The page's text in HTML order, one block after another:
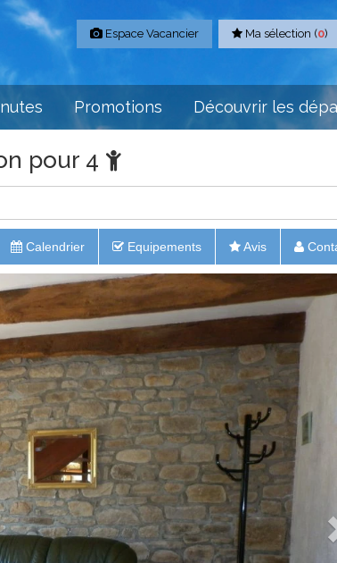
Espace Vacancier Ma sélection (0)
Promotions Découvrir les
pour 4
Calendrier Equipements Avis